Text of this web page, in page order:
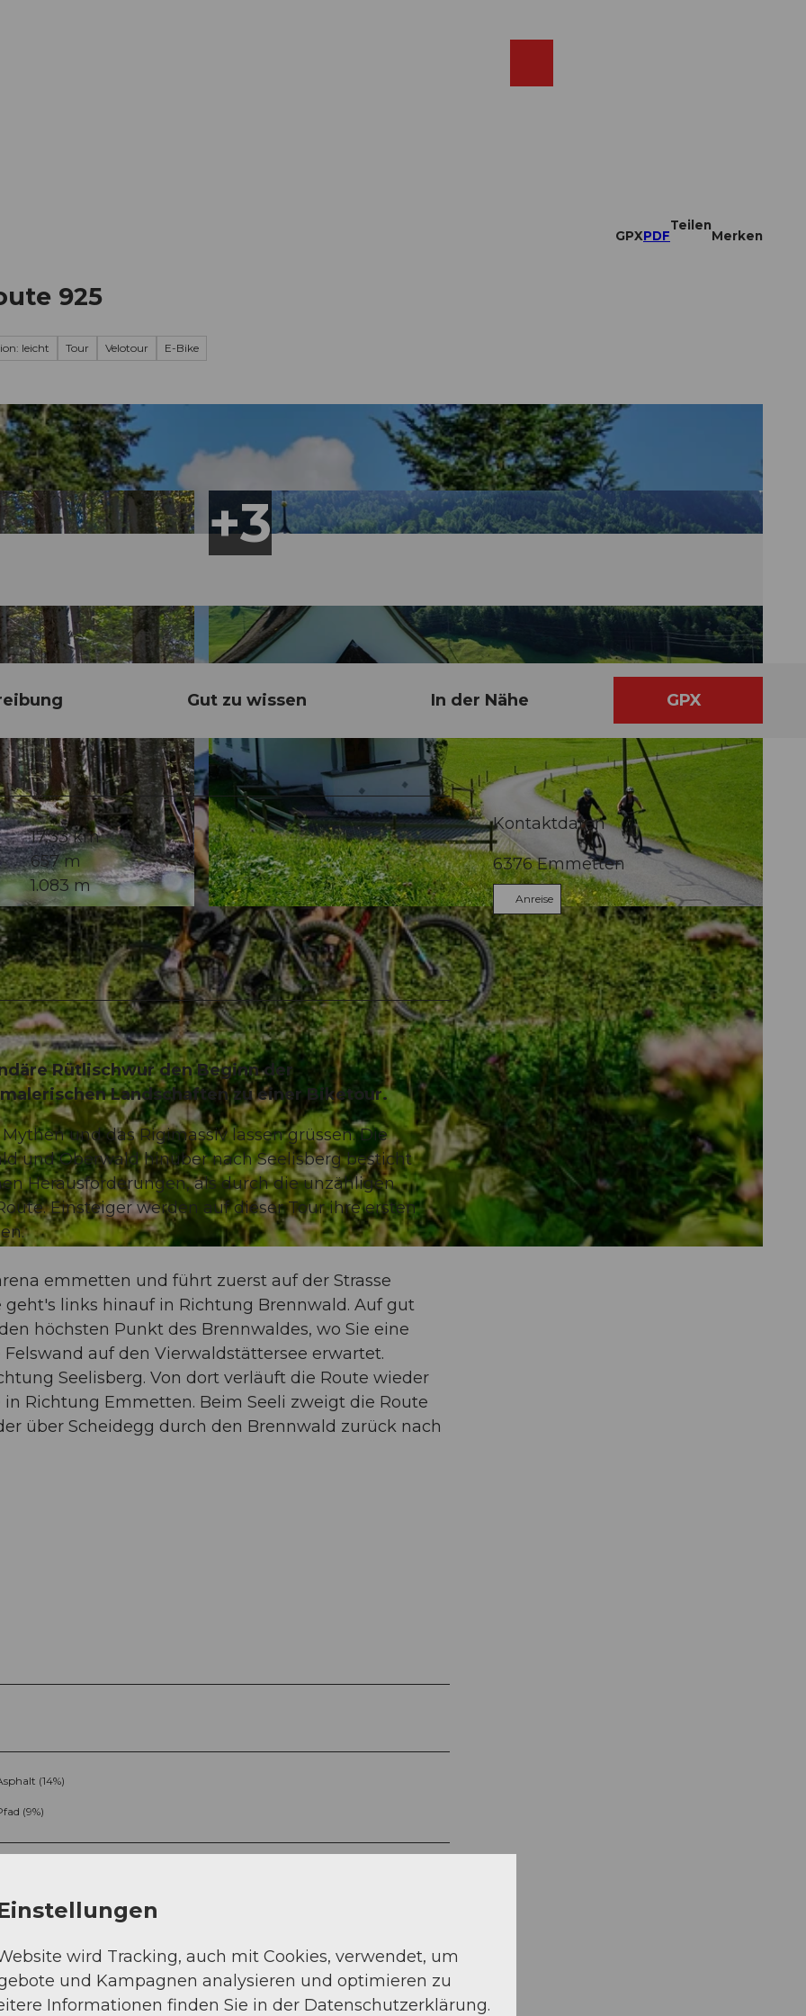
GPXPDF
Teilen
Merken
925
leicht Tour Velotour E-Bike
© Bikegenoss Zentralschweiz | CC-BY
Gut zu wissen In der Nähe GPX
17,33 km
657 m
1.083 m
Rütlischwur den Beginn der
Landschaften zu einer Biketour.
und das Rigimassiv lassen grüssen. Die
und Oberwald hinüber nach Seelisberg besticht
Herausforderungen, als durch die unzähligen
Einsteiger werden auf dieser Tour ihre ersten
emmetten und führt zuerst auf der Strasse
links hinauf in Richtung Brennwald. Auf gut
höchsten Punkt des Brennwaldes, wo Sie eine
auf den Vierwaldstättersee erwartet.
Seelisberg. Von dort verläuft die Route wieder
Richtung Emmetten. Beim Seeli zweigt die Route
über Scheidegg durch den Brennwald zurück nach
(14%)
(9%)
Sep Okt Nov Dez
Kontaktdaten
6376Emmetten
Anreise
wird Tracking, auch mit Cookies, verwendet, um
und Kampagnen analysieren und optimieren zu
Informationen finden Sie in der Datenschutzerklärung.